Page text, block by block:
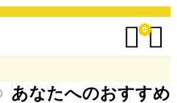
 0
あなたへのおすすめ